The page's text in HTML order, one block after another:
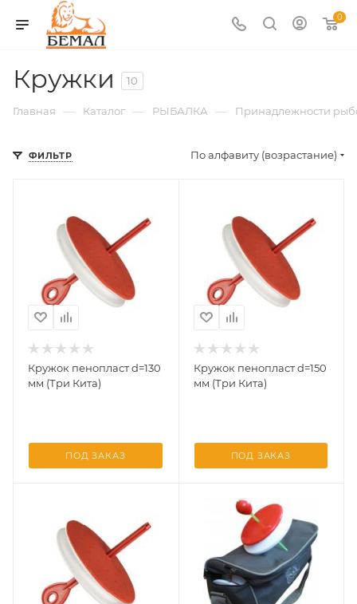
0
Кружки 10
Главная — Каталог — РЫБАЛКА — Принадлежности
ФИЛЬТР По алфавиту (возрастание)
Кружок пенопласт d=130
мм (Три Кита)
ПОД ЗАКАЗ
Кружок пенопласт d=150
мм (Три Кита)
ПОД ЗАКАЗ